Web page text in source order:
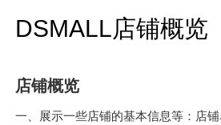
DSMALL店铺概览
店铺概览
一、展示一些店铺的基本信息等：店